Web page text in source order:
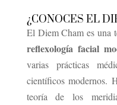
¿CONOCES EL
El Diem Cham es una
reflexología facial
varias prácticas
científicos modernos.
teoría de los